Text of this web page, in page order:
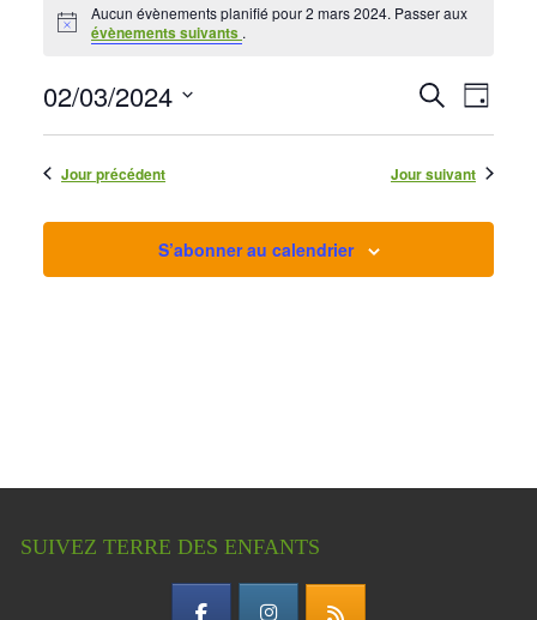
for
mars
2024
Notice
Aucun évènements planifié pour 2 mars 2024. Passer aux
évènements suivants .
Recherche
de
vues
Recherche
de
Jour
02/03/2024
une
date.Jour précédent Jour suivant
S’abonner au calendrier
SUIVEZ TERRE DES ENFANTS